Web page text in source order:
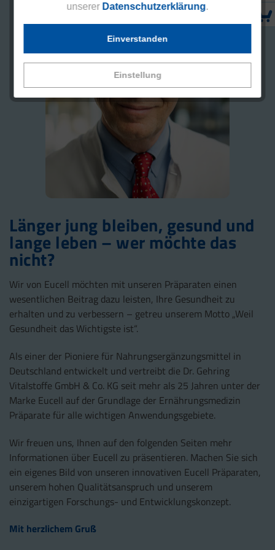
unserer Datenschutzerklärung.
Einstellung
Einverstanden
Länger jung bleiben, gesund und
lange leben – wer möchte das
nicht?
Wir von Eucell möchten mit unseren Präparaten einen
wesentlichen Beitrag dazu leisten, Ihre Gesundheit zu
erhalten und zu verbessern – getreu unserem Motto „Weil
Gesundheit das Wichtigste ist“.
Als einer der Pioniere für Nahrungsergänzungsmittel in
Deutschland entwickelt und vertreibt die Dr. Gehring
Vitalstoffe GmbH & Co. KG seit mehr als 25 Jahren unter der
Marke Eucell auf der Grundlage der Ernährungsmedizin
Präparate für alle wichtigen Anwendungsgebiete.
Wir freuen uns, Ihnen auf den folgenden Seiten mehr
Informationen über Eucell zu präsentieren. Machen Sie sich
ein eigenes Bild von unseren innovativen Eucell Präparaten,
unserem hohen Qualitätsanspruch und unserem
einzigartigen Forschungs- und Entwicklungskonzept.
Mit herzlichem Gruß